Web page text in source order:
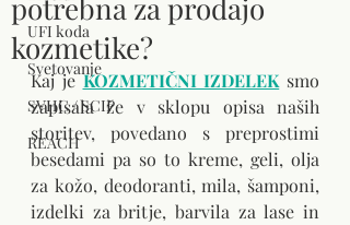
UFI koda
Svetovanje
SVHC / SCIP
REACH
potrebna za prodajo
kozmetike?
Kaj je KOZMETIČNI IZDELEK smo
zapisala že v sklopu opisa naših
storitev, povedano s preprostimi
besedami pa so to kreme, geli, olja
za kožo, deodoranti, mila, šamponi,
izdelki za britje, barvila za lase in